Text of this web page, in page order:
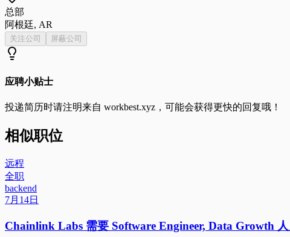
总部
阿根廷, AR
关注公司 屏蔽公司
应聘小贴士
投递简历时请注明来自 workbest.xyz ，可能会获得更快的回复哦！
相似职位
远程
全职
backend
7月14日
Chainlink Labs 需要 Software Engineer, Data Growth